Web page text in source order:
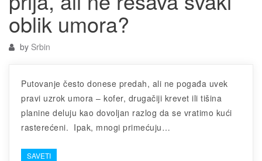
oblik umora?
by Srbin
Putovanje često donese predah, ali ne pogađa uvek
pravi uzrok umora – kofer, drugačiji krevet ili tišina
planine deluju kao dovoljan razlog da se vratimo kući
rasterećeni. Ipak, mnogi primećuju…
SAVETI